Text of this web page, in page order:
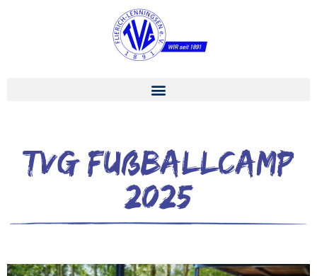
TVG Fußballcamp
2025